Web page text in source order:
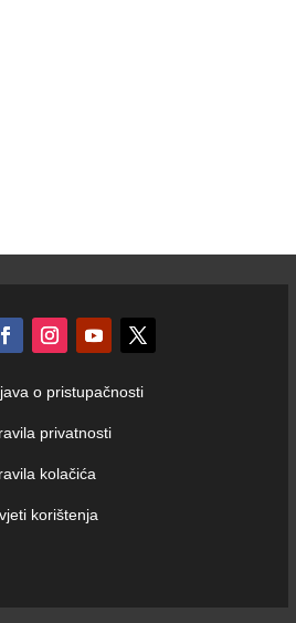
o pristupačnosti
privatnosti
kolačića
korištenja